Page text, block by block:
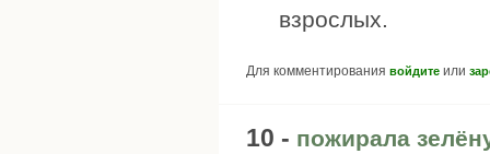
взрослых.
Для комментирования войдите или
10 - пожирала